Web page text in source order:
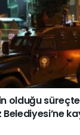
olduğu
Belediyesi’ne